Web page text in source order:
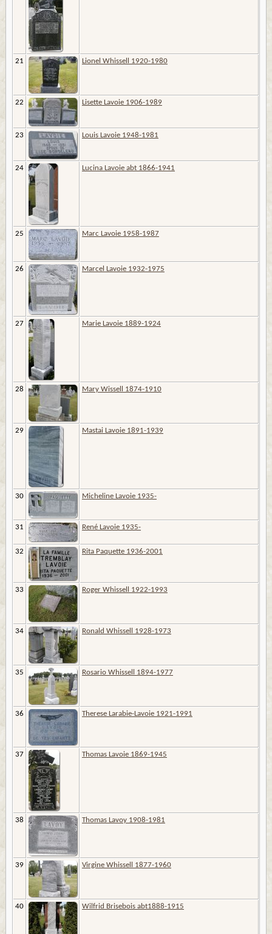
21 Lionel Whissell 1920-1980
22 Lisette Lavoie 1906-1989
23 Louis Lavoie 1948-1981
24 Lucina Lavoie abt 1866-1941
25 Marc Lavoie 1958-1987
26 Marcel Lavoie 1932-1975
27 Marie Lavoie 1889-1924
28 Mary Wissell 1874-1910
29 Mastai Lavoie 1891-1939
30 Micheline Lavoie 1935-
31 René Lavoie 1935-
32 Rita Paquette 1936-2001
33 Roger Whissell 1922-1993
34 Ronald Whissell 1928-1973
35 Rosario Whissell 1894-1977
36 Therese Larabie-Lavoie 1921-1991
37 Thomas Lavoie 1869-1945
38 Thomas Lavoy 1908-1981
39 Virgine Whissell 1877-1960
40 Wilfrid Brisebois abt1888-1915